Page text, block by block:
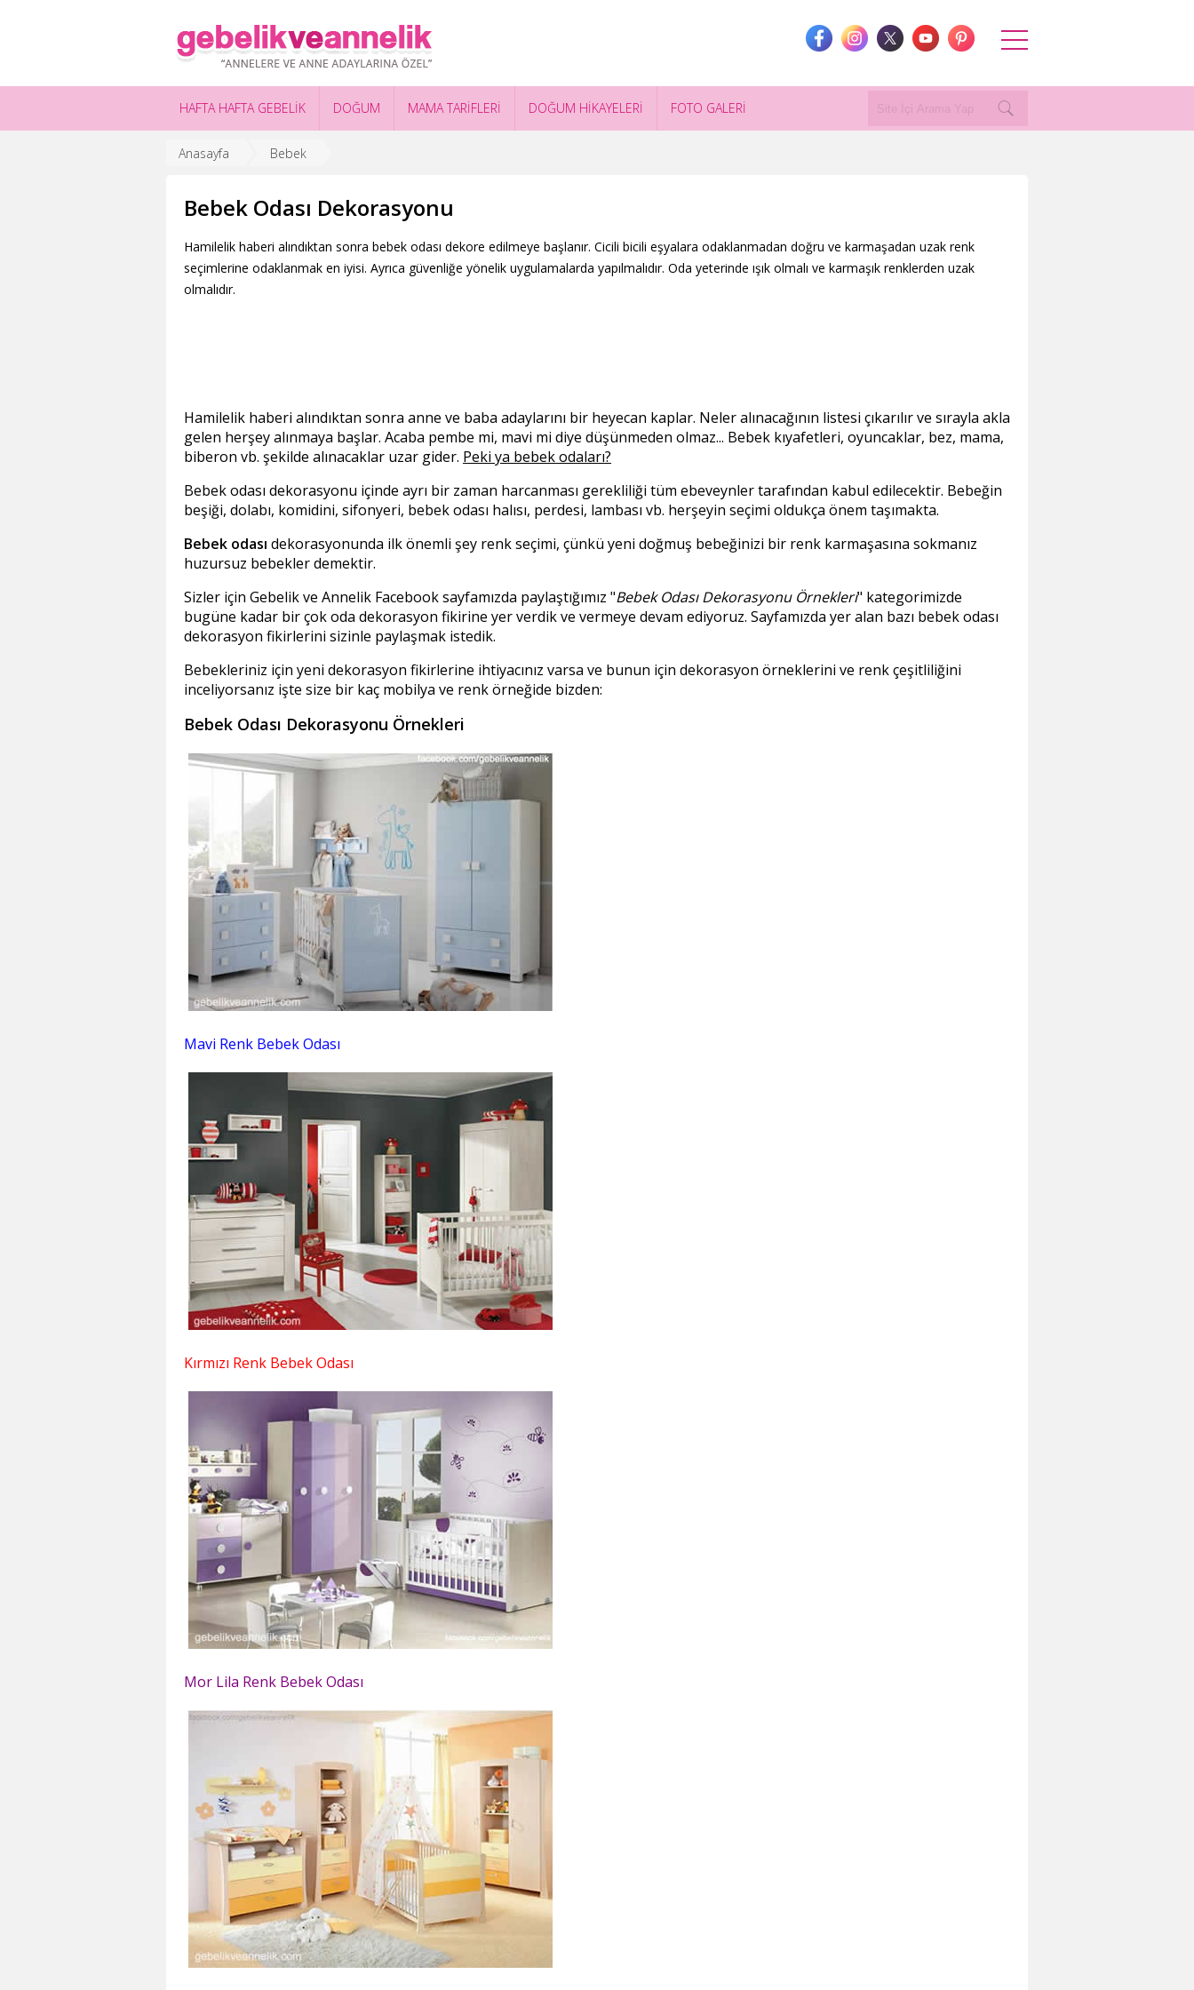
HAFTA HAFTA GEBELİK DOĞUM MAMA TARİFLERİ DOĞUM HİKAYELERİ FOTO GALERİ
Anasayfa Bebek
Bebek Odası Dekorasyonu
Hamilelik haberi alındıktan sonra bebek odası dekore edilmeye başlanır. Cicili bicili eşyalara odaklanmadan doğru ve karmaşadan uzak renk
seçimlerine odaklanmak en iyisi. Ayrıca güvenliğe yönelik uygulamalarda yapılmalıdır. Oda yeterinde ışık olmalı ve karmaşık renklerden uzak
olmalıdır.
Hamilelik haberi alındıktan sonra anne ve baba adaylarını bir heyecan kaplar. Neler alınacağının listesi çıkarılır ve sırayla akla
gelen herşey alınmaya başlar. Acaba pembe mi, mavi mi diye düşünmeden olmaz... Bebek kıyafetleri, oyuncaklar, bez, mama,
biberon vb. şekilde alınacaklar uzar gider. Peki ya bebek odaları?
Bebek odası dekorasyonu içinde ayrı bir zaman harcanması gerekliliği tüm ebeveynler tarafından kabul edilecektir. Bebeğin
beşiği, dolabı, komidini, sifonyeri, bebek odası halısı, perdesi, lambası vb. herşeyin seçimi oldukça önem taşımakta.
Bebek odası dekorasyonunda ilk önemli şey renk seçimi, çünkü yeni doğmuş bebeğinizi bir renk karmaşasına sokmanız
huzursuz bebekler demektir.
Sizler için Gebelik ve Annelik Facebook sayfamızda paylaştığımız "Bebek Odası Dekorasyonu Örnekleri" kategorimizde
bugüne kadar bir çok oda dekorasyon fikirine yer verdik ve vermeye devam ediyoruz. Sayfamızda yer alan bazı bebek odası
dekorasyon fikirlerini sizinle paylaşmak istedik.
Bebekleriniz için yeni dekorasyon fikirlerine ihtiyacınız varsa ve bunun için dekorasyon örneklerini ve renk çeşitliliğini
inceliyorsanız işte size bir kaç mobilya ve renk örneğide bizden:
Bebek Odası Dekorasyonu Örnekleri
Mavi Renk Bebek Odası
Kırmızı Renk Bebek Odası
Mor Lila Renk Bebek Odası